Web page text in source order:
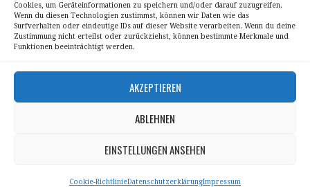
Cookies, um Geräteinformationen zu speichern und/oder darauf zuzugreifen.
Wenn du diesen Technologien zustimmst, können wir Daten wie das
Surfverhalten oder eindeutige IDs auf dieser Website verarbeiten. Wenn du deine
Zustimmung nicht erteilst oder zurückziehst, können bestimmte Merkmale und
Funktionen beeinträchtigt werden.
AKZEPTIEREN
ABLEHNEN
EINSTELLUNGEN ANSEHEN
Cookie-RichtlinieDatenschutzerklärungImpressum
Kontakt
Alle Bilder unterliegen dem Urheberrecht von
Sebastian Trandafir
All pictures © 2008 – 2026 by